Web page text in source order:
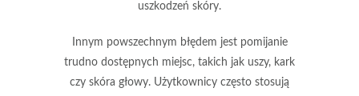
uszkodzeń skóry.
Innym powszechnym błędem jest pomijanie
trudno dostępnych miejsc, takich jak uszy, kark
czy skóra głowy. Użytkownicy często stosują